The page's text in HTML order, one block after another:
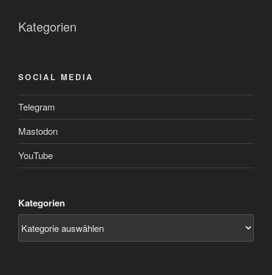
Kategorien
SOCIAL MEDIA
Telegram
Mastodon
YouTube
Kategorien